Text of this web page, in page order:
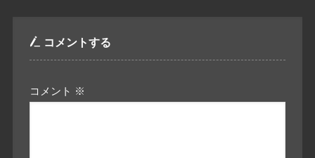
コメントする
コメント ※